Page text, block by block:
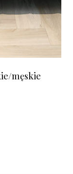
męskie